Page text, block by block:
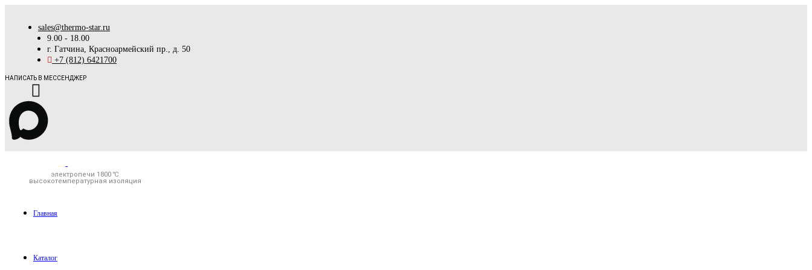
sales@thermo-star.ru
9.00 - 18.00
г. Гатчина, Красноармейский пр., д. 50
+7 (812) 6421700
НАПИСАТЬ В МЕССЕНДЖЕР
электропечи 1800 ℃
высокотемпературная изоляция
Главная
Каталог